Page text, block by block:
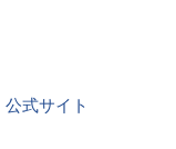
式サイト